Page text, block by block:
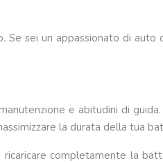
sei un appassionato di
e abitudini di
la durata della tua
completamente la